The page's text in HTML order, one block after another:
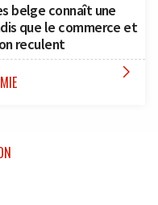
belge connaît une
que le commerce et
reculent
